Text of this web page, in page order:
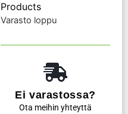
Products
Varasto loppu
Ei varastossa?
Ota meihin yhteyttä